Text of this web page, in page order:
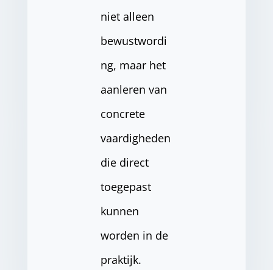
niet alleen
bewustwordi
ng, maar het
aanleren van
concrete
vaardigheden
die direct
toegepast
kunnen
worden in de
praktijk.